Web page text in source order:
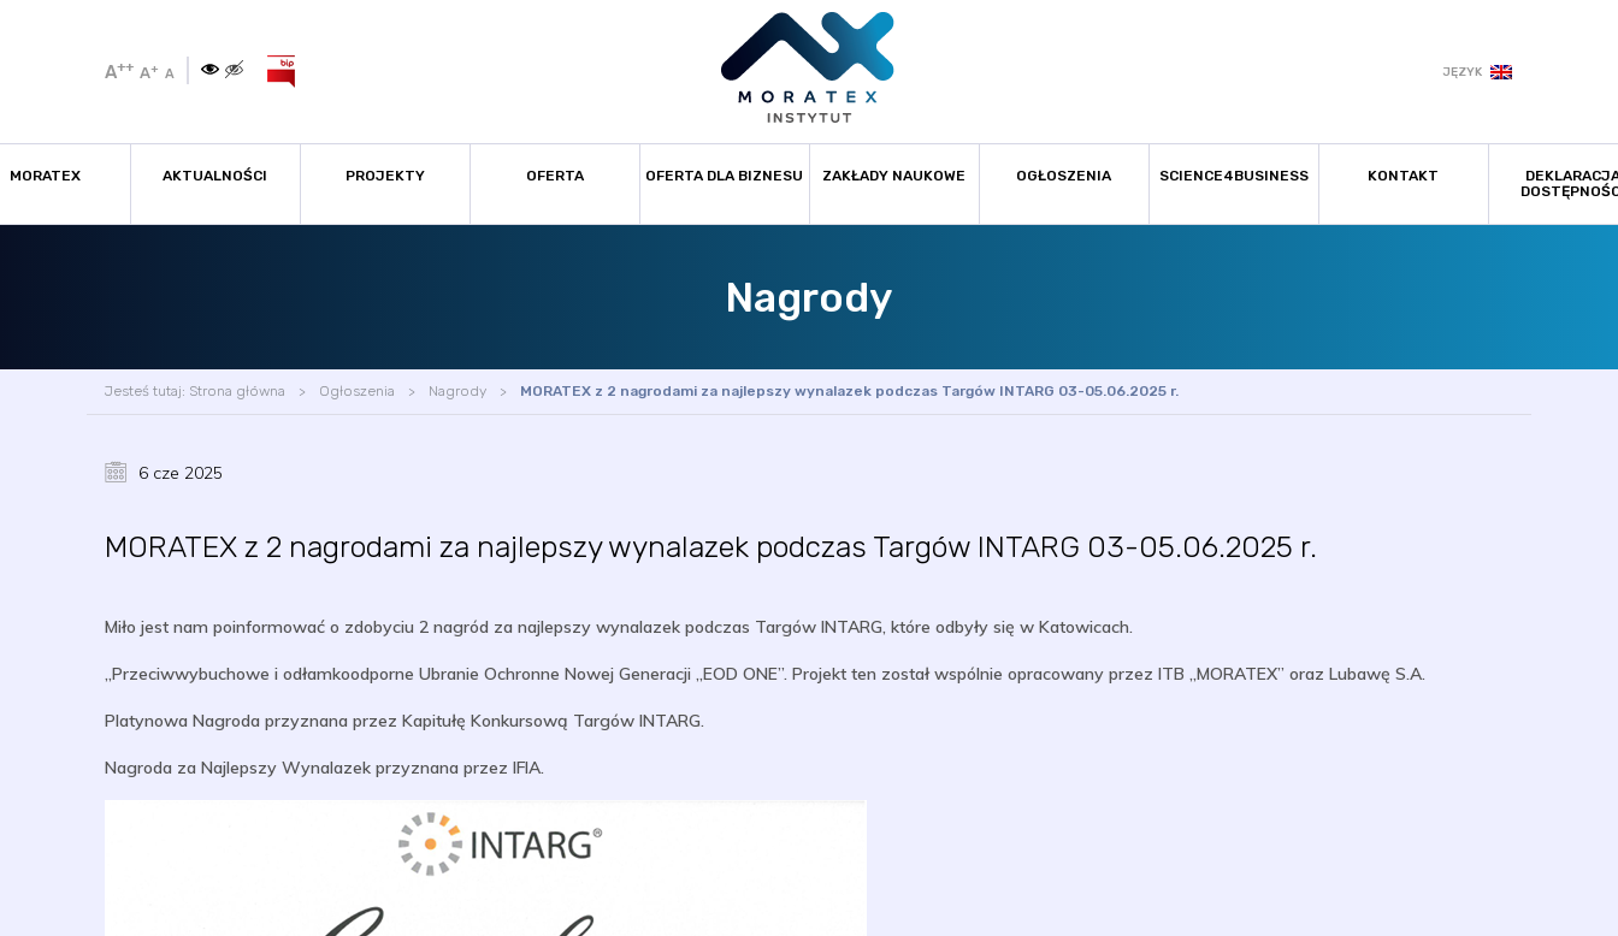
A++ A+ A JĘZYK
MORATEX AKTUALNOŚCI PROJEKTY OFERTA OFERTA DLA BIZNESU ZAKŁADY NAUKOWE OGŁOSZENIA SCIENCE4BUSINESS KONTAKT
Nagrody
Jesteś tutaj: Strona główna Ogłoszenia Nagrody MORATEX z 2 nagrodami za najlepszy wynalazek podczas Targów INTARG 03-05.06.2025 r.
6 cze 2025
MORATEX z 2 nagrodami za najlepszy wynalazek podczas Targów INTARG 03-05.06.2025 r.
Miło jest nam poinformować o zdobyciu 2 nagród za najlepszy wynalazek podczas Targów INTARG, które odbyły się w Katowicach.
„Przeciwwybuchowe i odłamkoodporne Ubranie Ochronne Nowej Generacji „EOD ONE”. Projekt ten został wspólnie opracowany przez ITB „MORATEX” oraz Lubawę S.A.
Platynowa Nagroda przyznana przez Kapitułę Konkursową Targów INTARG.
Nagroda za Najlepszy Wynalazek przyznana przez IFIA.